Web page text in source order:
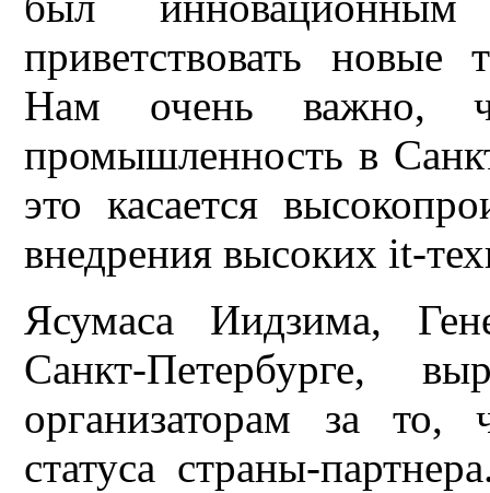
приветствовать новые
Нам очень важно,
промышленность в
это касается
внедрения высоких it-
Ясумаса Иидзима,
Санкт-Петербурге,
организаторам за то,
статуса страны-